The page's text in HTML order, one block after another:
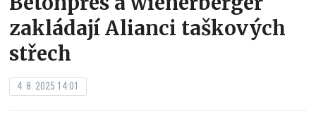
zakládají Alianci taškových
střech
4. 8. 2025 14:01